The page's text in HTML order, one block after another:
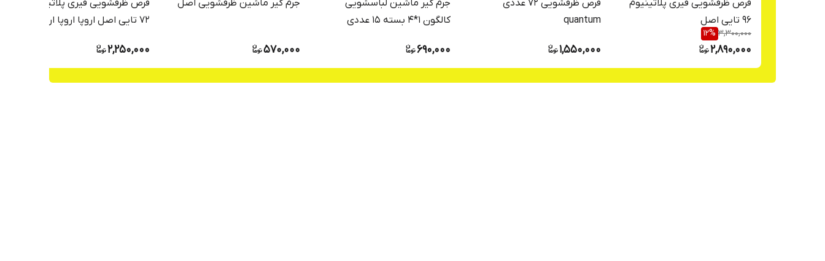
قرص ظرفشویی فیری پلاتینیوم
96 تایی اصل
3,300,000
12%
2,890,000
قرص ظرفشویی 72 عددی
quantum
1,550,000
جرم گیر ماشین لباسشویی
کالگون 1*4 بسته 15 عددی
690,000
جرم گیر ماشین ظرفشویی اصل
570,000
قرص ظرفشویی فیری پلاتینیوم
72 تایی اصل اروپا اروپا ارسال
2,250,000